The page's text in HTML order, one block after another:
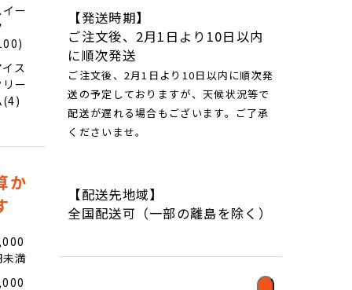
ー
ス
ー
(4)
か
未満
【発送時期】
ご注文後、2月1日より10日以内
に順次発送
ご注文後、2月1日より10日以内に順次発
送の予定しておりますが、天候状況等で
配送が遅れる場合もございます。ご了承
くださいませ。
【配送先地域】
全国配送可（一部の離島を除く）